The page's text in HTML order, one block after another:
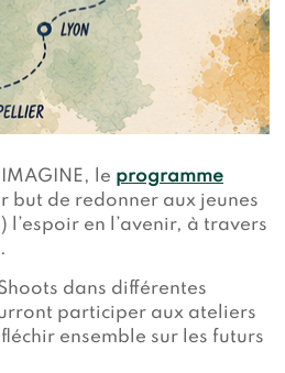
le programme
but de redonner aux jeunes
l’espoir en l’avenir, à travers
dans différentes
participer aux ateliers
ensemble sur les futurs